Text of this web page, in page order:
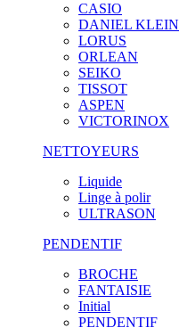
CASIO
DANIEL KLEIN
LORUS
ORLEAN
SEIKO
TISSOT
ASPEN
VICTORINOX
NETTOYEURS
Liquide
Linge à polir
ULTRASON
PENDENTIF
BROCHE
FANTAISIE
Initial
PENDENTIF